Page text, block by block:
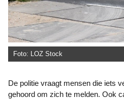
Foto: LOZ Stock
De politie vraagt mensen die iets verdachts hebben gezien of
gehoord om zich te melden. Ook